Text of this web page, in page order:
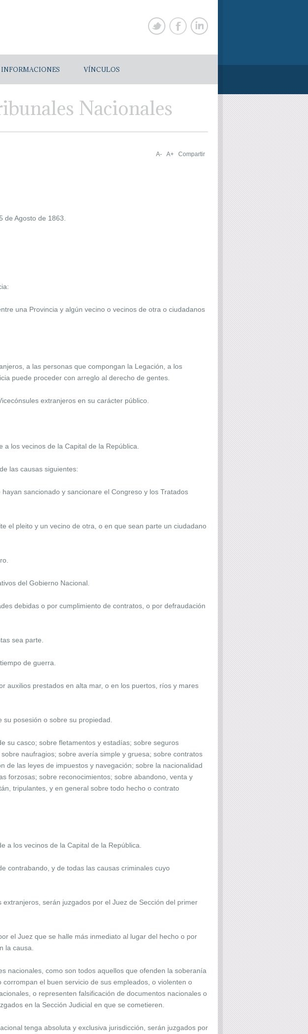
INFORMACIONES VÍNCULOS
Nacionales
A- A+ Compartir
de Agosto de 1863.
una Provincia y algún vecino o vecinos de otra o ciudadanos
a las personas que compongan la Legación, a los
puede proceder con arreglo al derecho de gentes.
extranjeros en su carácter público.
los vecinos de la Capital de la República.
las causas siguientes:
sancionado y sancionare el Congreso y los Tratados
el pleito y un vecino de otra, o en que sean parte un ciudadano
del Gobierno Nacional.
debidas o por cumplimiento de contratos, o por defraudación
sea parte.
de guerra.
auxilios prestados en alta mar, o en los puertos, ríos y mares
posesión o sobre su propiedad.
su casco; sobre fletamentos y estadías; sobre seguros
naufragios; sobre avería simple y gruesa; sobre contratos
de las leyes de impuestos y navegación; sobre la nacionalidad
forzosas; sobre reconocimientos; sobre abandono, venta y
tripulantes, y en general sobre todo hecho o contrato
a los vecinos de la Capital de la República.
contrabando, y de todas las causas criminales cuyo
serán juzgados por el Juez de Sección del primer
el Juez que se halle más inmediato al lugar del hecho o por
la causa.
nacionales, como son todos aquellos que ofenden la soberanía
el buen servicio de sus empleados, o violenten o
o representen falsificación de documentos nacionales o
en la Sección Judicial en que se cometieren.
tenga absoluta y exclusiva jurisdicción, serán juzgados por